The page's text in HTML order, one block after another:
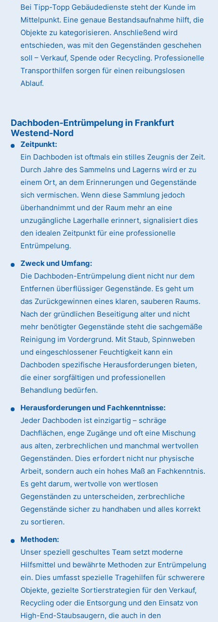
Bei Tipp-Topp Gebäudedienste steht der Kunde im
Mittelpunkt. Eine genaue Bestandsaufnahme hilft, die
Objekte zu kategorisieren. Anschließend wird
entschieden, was mit den Gegenständen geschehen
soll – Verkauf, Spende oder Recycling. Professionelle
Transporthilfen sorgen für einen reibungslosen
Ablauf.
Dachboden-Entrümpelung in Frankfurt
Westend-Nord
Zeitpunkt:
Ein Dachboden ist oftmals ein stilles Zeugnis der Zeit.
Durch Jahre des Sammelns und Lagerns wird er zu
einem Ort, an dem Erinnerungen und Gegenstände
sich vermischen. Wenn diese Sammlung jedoch
überhandnimmt und der Raum mehr an eine
unzugängliche Lagerhalle erinnert, signalisiert dies
den idealen Zeitpunkt für eine professionelle
Entrümpelung.
Zweck und Umfang:
Die Dachboden-Entrümpelung dient nicht nur dem
Entfernen überflüssiger Gegenstände. Es geht um
das Zurückgewinnen eines klaren, sauberen Raums.
Nach der gründlichen Beseitigung alter und nicht
mehr benötigter Gegenstände steht die sachgemäße
Reinigung im Vordergrund. Mit Staub, Spinnweben
und eingeschlossener Feuchtigkeit kann ein
Dachboden spezifische Herausforderungen bieten,
die einer sorgfältigen und professionellen
Behandlung bedürfen.
Herausforderungen und Fachkenntnisse:
Jeder Dachboden ist einzigartig – schräge
Dachflächen, enge Zugänge und oft eine Mischung
aus alten, zerbrechlichen und manchmal wertvollen
Gegenständen. Dies erfordert nicht nur physische
Arbeit, sondern auch ein hohes Maß an Fachkenntnis.
Es geht darum, wertvolle von wertlosen
Gegenständen zu unterscheiden, zerbrechliche
Gegenstände sicher zu handhaben und alles korrekt
zu sortieren.
Methoden:
Unser speziell geschultes Team setzt moderne
Hilfsmittel und bewährte Methoden zur Entrümpelung
ein. Dies umfasst spezielle Tragehilfen für schwerere
Objekte, gezielte Sortierstrategien für den Verkauf,
Recycling oder die Entsorgung und den Einsatz von
High-End-Staubsaugern, die auch in den